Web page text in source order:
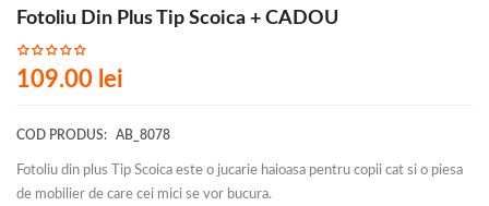
Fotoliu Din Plus Tip Scoica + CADOU
109.00 lei
COD PRODUS: AB_8078
Fotoliu din plus Tip Scoica este o jucarie haioasa pentru copii cat si o piesa
de mobilier de care cei mici se vor bucura.